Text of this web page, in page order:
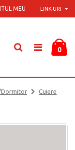
LINK-URI
MEU
0
dormitor
Cuiere